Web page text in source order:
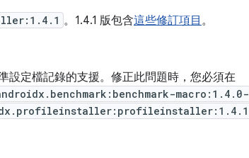
。1.4.1 版包含這些修訂項目 。
設定檔記錄的支援。修正此問題時，您必須在
macro:1.4.0-